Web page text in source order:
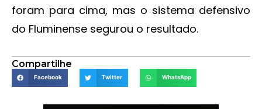
foram para cima, mas o sistema defensivo
do Fluminense segurou o resultado.
Compartilhe
Facebook Twitter WhatsApp